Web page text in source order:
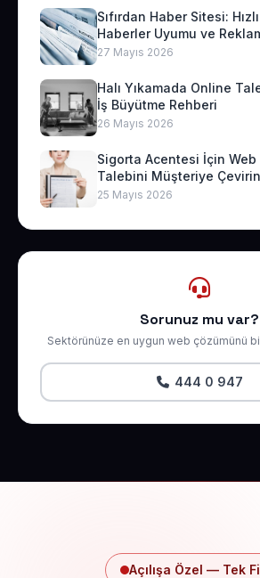
Sıfırdan Haber Sitesi:
Haberler Uyumu ve
27 Mayıs 2026
Halı Yıkamada Online
İş Büyütme Rehberi
26 Mayıs 2026
Sigorta Acentesi İçin
Talebini Müşteriye Çevirin
25 Mayıs 2026
Sorunuz mu var?
Sektörünüze en uygun web çözümünü
444 0 947
Açılışa Özel — Tek